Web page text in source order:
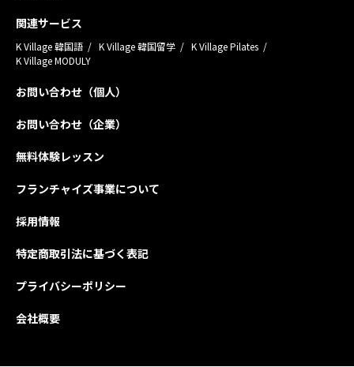
関連サービス
K Village 韓国語 K Village 韓国留学
K Village Pilates
K Village MODULY
お問い合わせ（個人）
お問い合わせ（企業）
無料体験レッスン
フランチャイズ事業について
採用情報
特定商取引法に基づく表記
プライバシーポリシー
会社概要